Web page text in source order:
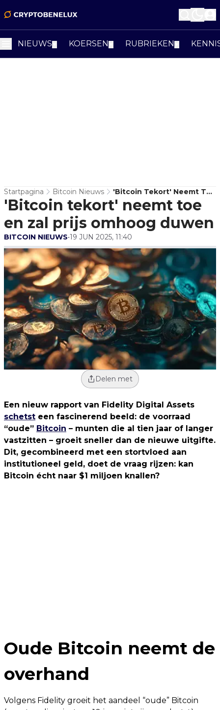
NIEUWS KOERSEN RUBRIEKEN
Startpagina Bitcoin Nieuws
'Bitcoin Tekort' Neemt Toe
En Zal Prijs Omhoog
Duwen
'Bitcoin tekort' neemt toe
en zal prijs omhoog duwen
BITCOIN NIEUWS•19 JUN 2025, 11:40
Delen met
Een nieuw rapport van Fidelity Digital Assets
schetst een fascinerend beeld: de voorraad
“oude” Bitcoin – munten die al tien jaar of langer
vastzitten – groeit sneller dan de nieuwe uitgifte.
Dit, gecombineerd met een stortvloed aan
institutioneel geld, doet de vraag rijzen: kan
Bitcoin écht naar $1 miljoen knallen?
Oude Bitcoin neemt de
overhand
Volgens Fidelity groeit het aandeel “oude” Bitcoin